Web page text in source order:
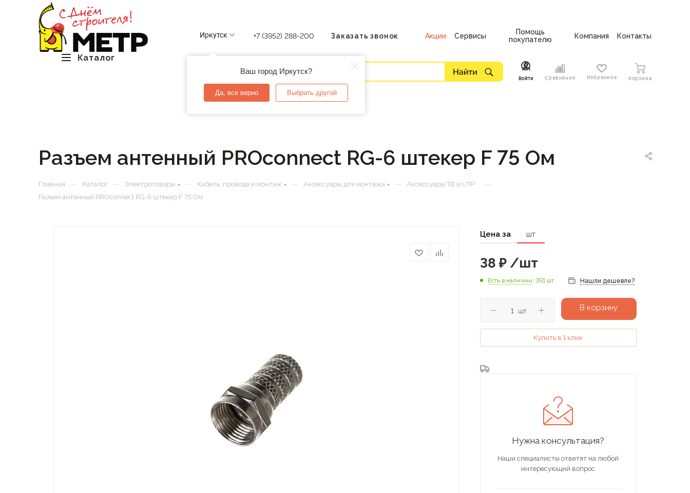
Каталог
Иркутск
Ваш город Иркутск?
Да, все верно Выбрать другой
+7 (3952) 288-200 Заказать звонок Акции Сервисы
Помощь
покупателю
Компания Контакты
Войти Сравнение Избранное Корзина
Разъем антенный PROconnect RG-6 штекер F 75 Ом
Главная — Каталог — Электротовары — Кабель, провода и монтаж — Аксессуары для монтажа — Аксессуары ТВ и UTP —
Разъем антенный PROconnect RG-6 штекер F 75 Ом
Цена за шт
38 ₽/шт
Есть в наличии: 391 шт Нашли дешевле?
шт В корзину
Купить в 1 клик
Нужна консультация?
Наши специалисты ответят на любой
интересующий вопрос